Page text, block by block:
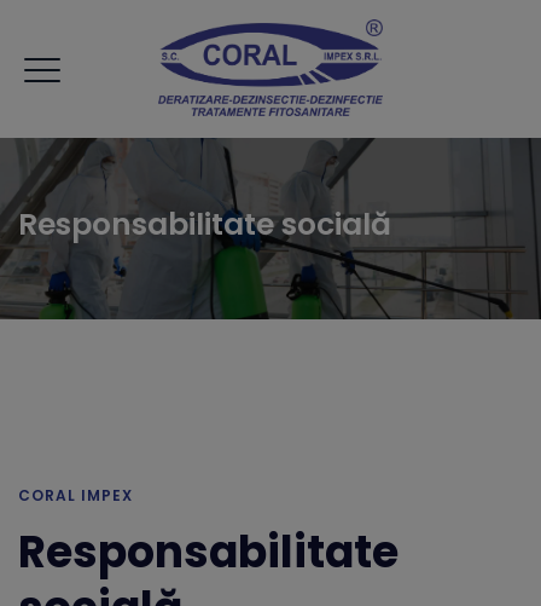
Responsabilitate socială
CORAL IMPEX
Responsabilitate